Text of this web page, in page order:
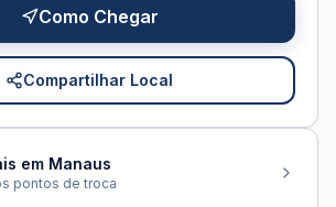
Como Chegar
Compartilhar Local
em Manaus
pontos de troca